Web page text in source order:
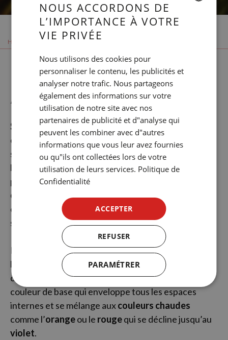
HOME SOHO SPOTS
DESIGN ET
ARCHITECTURE
SOHO nait de l’acronymeSOFT (doux)
et
HOT(chaud). Il représente de multiples effets et
stimuli qui apparaissent et disparaissent devant
l’invité. Les deux (softet hot) sont continuellement
présents par un background de
originalité
qui en fait un espace idéal pour les
couples qui espèrent apporter une touche
supplémentaire à leur séjour à Barcelone.
Le design de l’hôtel se base sur la simplicité des
lignes et le contraste des styles, les éléments rétro
côtoient la modernité la plus absolue. Le
couleur de base qui enveloppe tous les espaces
internes et se mélange auxcouleurs chaudes
comme l’orangeou le rougequi se décline jusqu’au
violet.
SPANISH
GERMAN
RUSSIAN
NOUS ACCORDONS DE
L’IMPORTANCE À VOTRE
VIE PRIVÉE
Nous utilisons des cookies pour
personnaliser le contenu, les publicités et
analyser notre trafic. Nous partageons
également des informations sur votre
utilisation de notre site avec nos
partenaires de publicité et d"analyse qui
peuvent les combiner avec d"autres
informations que vous leur avez fournies
ou qu"ils ont collectées lors de votre
utilisation de leurs services. Politique de
Confidentialité
ACCEPTER
REFUSER
PARAMÉTRER